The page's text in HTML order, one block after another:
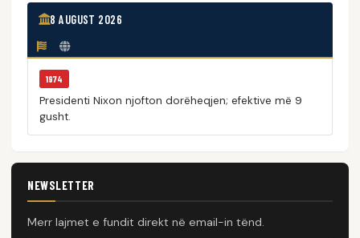
8 AUGUST 2026
1974
Presidenti Nixon njofton dorëheqjen; efektive më 9
gusht.
NEWSLETTER
Merr lajmet e fundit direkt në email-in tënd.